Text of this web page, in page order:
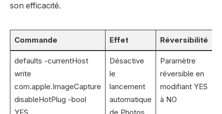
son efficacité.
Commande Effet Réversibilité
defaults -currentHost
write
com.apple.ImageCapture
disableHotPlug -bool
Désactive
le
lancement
automatique
Paramètre
réversible en
modifiant YES
à NO